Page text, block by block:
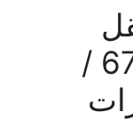
الرحاب / 67661662 /